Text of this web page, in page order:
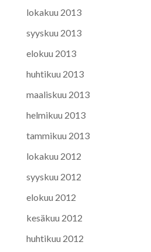
lokakuu 2013
syyskuu 2013
elokuu 2013
huhtikuu 2013
maaliskuu 2013
helmikuu 2013
tammikuu 2013
lokakuu 2012
syyskuu 2012
elokuu 2012
kesäkuu 2012
huhtikuu 2012